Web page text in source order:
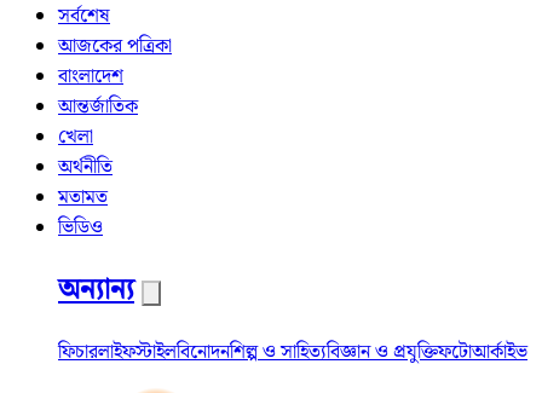
সর্বশেষ
আজকের পত্রিকা
বাংলাদেশ
আন্তর্জাতিক
খেলা
অর্থনীতি
মতামত
ভিডিও
অন্যান্য
ফিচারলাইফস্টাইলবিনোদনশিল্প ও সাহিত্যবিজ্ঞান ও প্রযুক্তিফটোআর্কাইভ